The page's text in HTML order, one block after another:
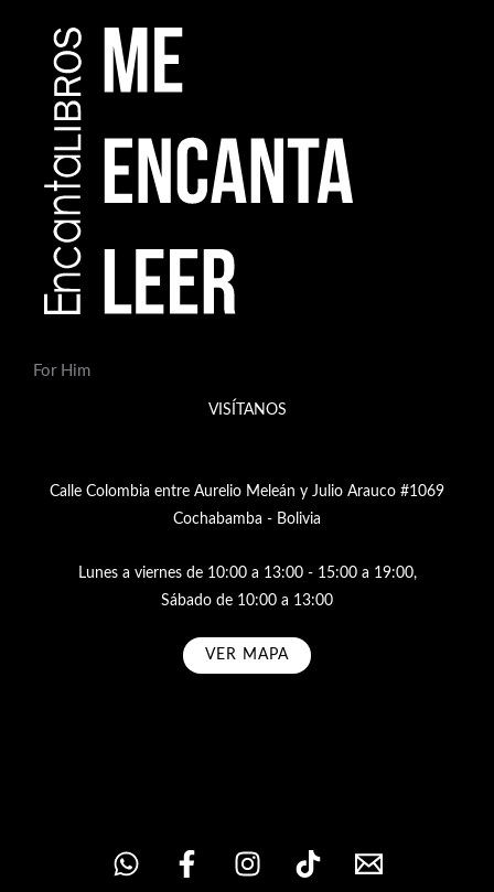
For Him
VISÍTANOS
Calle Colombia entre Aurelio Meleán y Julio Arauco #1069
Cochabamba - Bolivia
Lunes a viernes de 10:00 a 13:00 - 15:00 a 19:00,
Sábado de 10:00 a 13:00
VER MAPA